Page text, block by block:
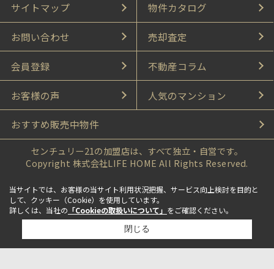
サイトマップ 物件カタログ
お問い合わせ 売却査定
会員登録 不動産コラム
お客様の声 人気のマンション
おすすめ販売中物件
センチュリー21の加盟店は、すべて独立・自営です。
Copyright 株式会社LIFE HOME All Rights Reserved.
当サイトでは、お客様の当サイト利用状況把握、サービス向上検討を目的と
して、クッキー（Cookie）を使用しています。
詳しくは、当社の 「Cookieの取扱いについて」 をご確認ください。
閉じる